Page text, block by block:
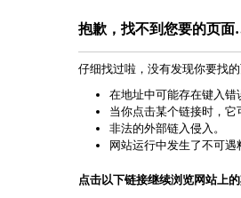
抱歉，找不到您要的页
仔细找过啦，没有发现你要找
在地址中可能存在键入错
当你点击某个链接时，它
非法的外部链入侵入。
网站运行中发生了不可遇
点击以下链接继续浏览网站上